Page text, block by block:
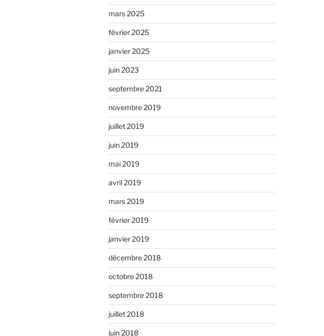
mars 2025
février 2025
janvier 2025
juin 2023
septembre 2021
novembre 2019
juillet 2019
juin 2019
mai 2019
avril 2019
mars 2019
février 2019
janvier 2019
décembre 2018
octobre 2018
septembre 2018
juillet 2018
juin 2018